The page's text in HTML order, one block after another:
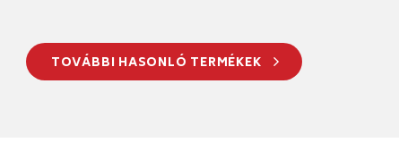
TOVÁBBI HASONLÓ TERMÉKEK